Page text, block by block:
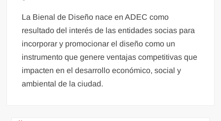
La Bienal de Diseño nace en ADEC como
resultado del interés de las entidades socias para
incorporar y promocionar el diseño como un
instrumento que genere ventajas competitivas que
impacten en el desarrollo económico, social y
ambiental de la ciudad.